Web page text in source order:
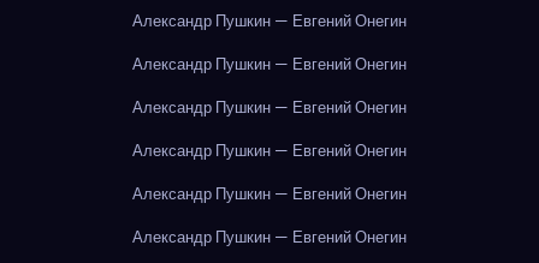
Александр Пушкин — Евгений Онегин
Александр Пушкин — Евгений Онегин
Александр Пушкин — Евгений Онегин
Александр Пушкин — Евгений Онегин
Александр Пушкин — Евгений Онегин
Александр Пушкин — Евгений Онегин